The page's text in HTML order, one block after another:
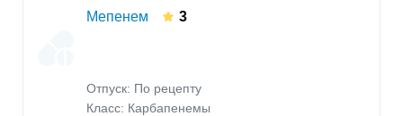
Мепенем 3
Отпуск: По рецепту
Класс: Карбапенемы